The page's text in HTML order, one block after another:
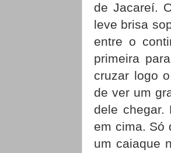
de Jacareí.
leve brisa
entre o
primeira
cruzar logo
de ver um
dele chegar.
em cima. Só
um caiaque